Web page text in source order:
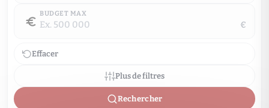
BUDGET MAX
€
Effacer
Plus de filtres
Rechercher